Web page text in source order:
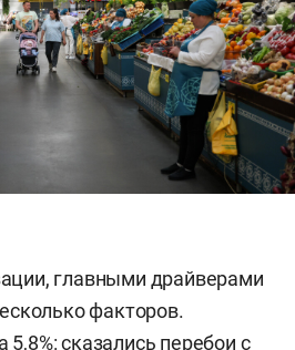
главными драйверами
факторов.
сказались перебои с